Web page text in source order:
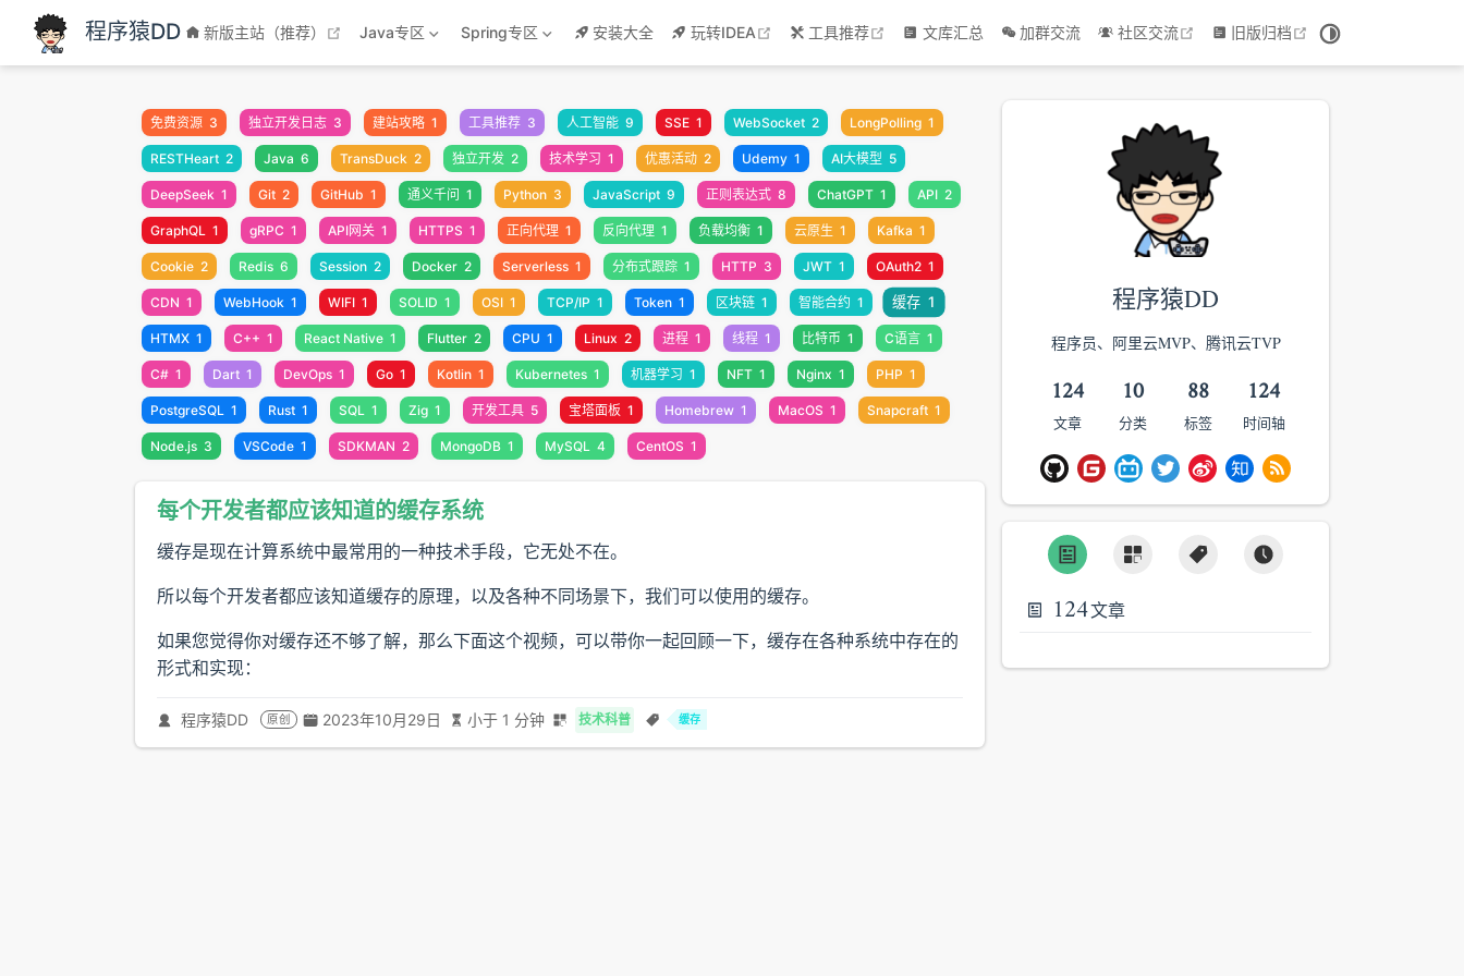
跳至主要內容
程序猿DD 新版主站（推荐） open in new window
Java专区 Spring专区 安装大全 玩转IDEA open in new window
工具推荐 open in new window
文库汇总 加群交流 社区交流 open in new window
旧版归档 open in new window
免费资源 3 独立开发日志 3 建站攻略 1 工具推荐 3 人工智能 9 SSE 1 WebSocket 2 LongPolling 1
RESTHeart 2 Java 6 TransDuck 2 独立开发 2 技术学习 1 优惠活动 2 Udemy 1 AI大模型 5
DeepSeek 1 Git 2 GitHub 1 通义千问 1 Python 3 JavaScript 9 正则表达式 8 ChatGPT 1 API 2
GraphQL 1 gRPC 1 API网关 1 HTTPS 1 正向代理 1 反向代理 1 负载均衡 1 云原生 1 Kafka 1
Cookie 2 Redis 6 Session 2 Docker 2 Serverless 1 分布式跟踪 1 HTTP 3 JWT 1 OAuth2 1
CDN 1 WebHook 1 WIFI 1 SOLID 1 OSI 1 TCP/IP 1 Token 1 区块链 1 智能合约 1 缓存 1
HTMX 1 C++ 1 React Native 1 Flutter 2 CPU 1 Linux 2 进程 1 线程 1 比特币 1 C语言 1
C# 1 Dart 1 DevOps 1 Go 1 Kotlin 1 Kubernetes 1 机器学习 1 NFT 1 Nginx 1 PHP 1
PostgreSQL 1 Rust 1 SQL 1 Zig 1 开发工具 5 宝塔面板 1 Homebrew 1 MacOS 1 Snapcraft 1
Node.js 3 VSCode 1 SDKMAN 2 MongoDB 1 MySQL 4 CentOS 1
每个开发者都应该知道的缓存系统
缓存是现在计算系统中最常用的一种技术手段，它无处不在。
所以每个开发者都应该知道缓存的原理，以及各种不同场景下，我们可以使用的缓存。
如果您觉得你对缓存还不够了解，那么下面这个视频，可以带你一起回顾一下，缓存在各种系统中存在的
形式和实现：
程序猿DD 原创 2023年10月29日 小于 1 分钟 技术科普 缓存
程序猿DD
程序员、阿里云MVP、腾讯云TVP
124
文章
10
分类
88
标签
124
时间轴
124文章